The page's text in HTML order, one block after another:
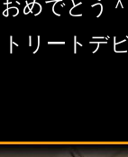
おめでとう
リートデ